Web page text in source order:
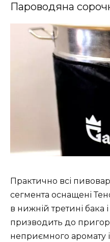
Пароводяна
Практично всі
сегмента оснащені
в нижній третині
призводить до
неприємного аромату і